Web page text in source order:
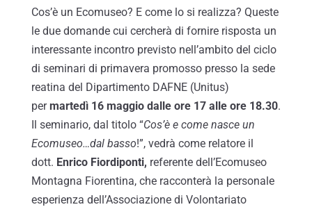
Cos’è un Ecomuseo? E come lo si realizza? Queste
le due domande cui cercherà di fornire risposta un
interessante incontro previsto nell’ambito del ciclo
di seminari di primavera promosso presso la sede
reatina del Dipartimento DAFNE (Unitus)
permartedì 16 maggio dalle ore 17 alle ore 18.30.
Il seminario, dal titolo “Cos’è e come nasce un
Ecomuseo…dal basso!”, vedrà come relatore il
dott. Enrico Fiordiponti, referente dell’Ecomuseo
Montagna Fiorentina, che racconterà la personale
esperienza dell’Associazione di Volontariato